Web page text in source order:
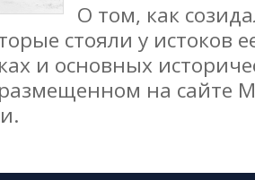
О том, как
стояли у истоков
и основных
на сайте